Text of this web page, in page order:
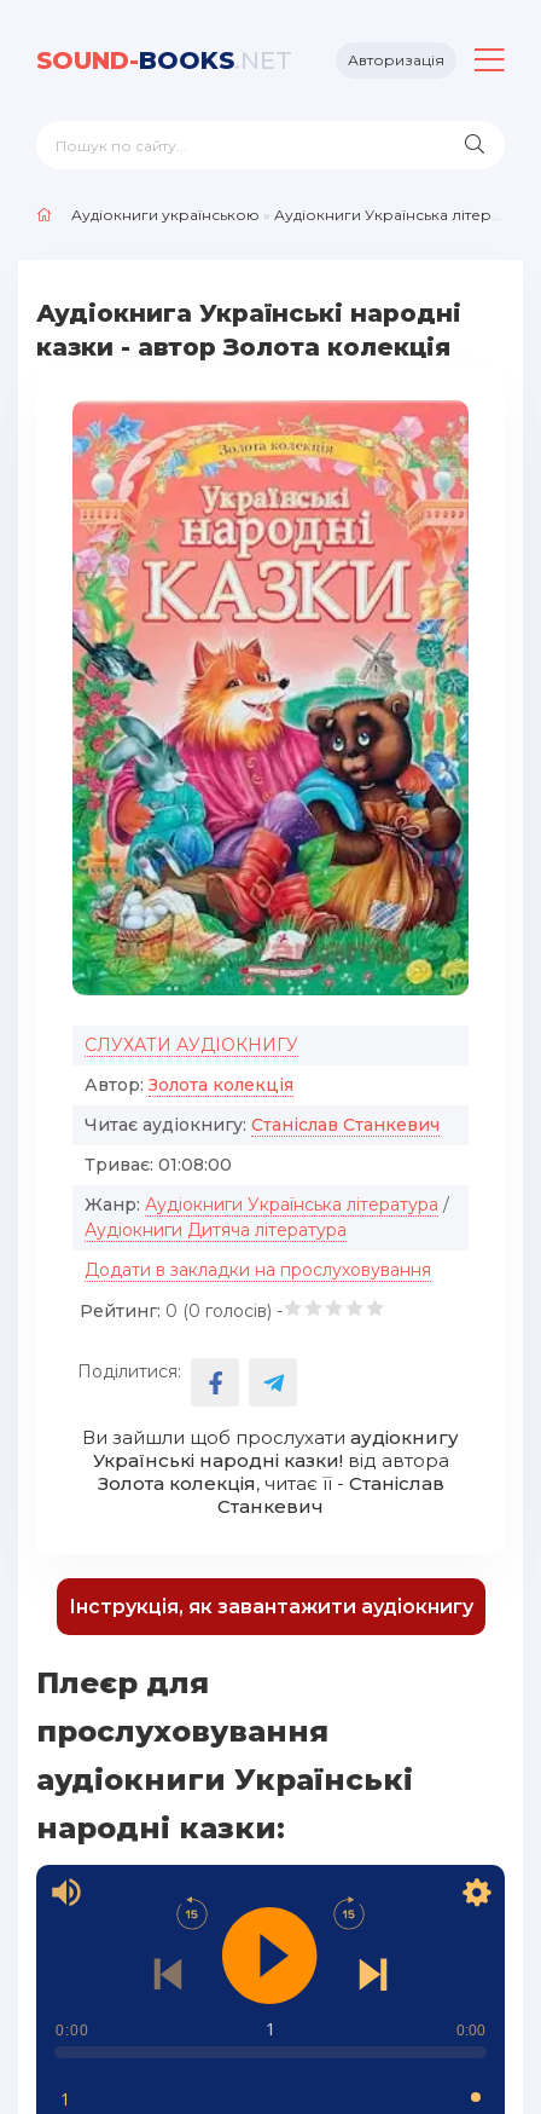
SOUND-BOOKS.NET Авторизація
Аудіокниги українською » Аудіокниги Українська література
Аудіокнига Українські народні
казки - автор Золота колекція
СЛУХАТИ АУДІОКНИГУ
Автор: Золота колекція
Читає аудіокнигу: Станіслав Станкевич
Триває: 01:08:00
Жанр: Аудіокниги Українська література /
Аудіокниги Дитяча література
Додати в закладки на прослуховування
Рейтинг: 0 (0 голосів) -
Поділитися:
Ви зайшли щоб прослухати аудіокнигу
Українські народні казки!від автора
Золота колекція, читає її - Станіслав
Станкевич
Інструкція, як завантажити аудіокнигу
Плеєр для
прослуховування
аудіокниги Українські
народні казки:
1
0:00 0:00
1